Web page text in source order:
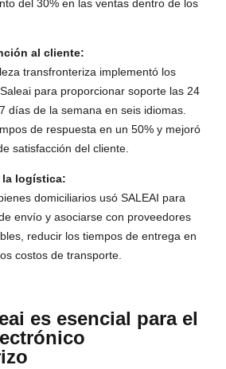
del 30% en las ventas dentro de los
al cliente:
transfronteriza implementó los
para proporcionar soporte las 24
días de la semana en seis idiomas.
de respuesta en un 50% y mejoró
satisfacción del cliente.
la logística:
domiciliarios usó SALEAI para
envío y asociarse con proveedores
reducir los tiempos de entrega en
costos de transporte.
es esencial para el